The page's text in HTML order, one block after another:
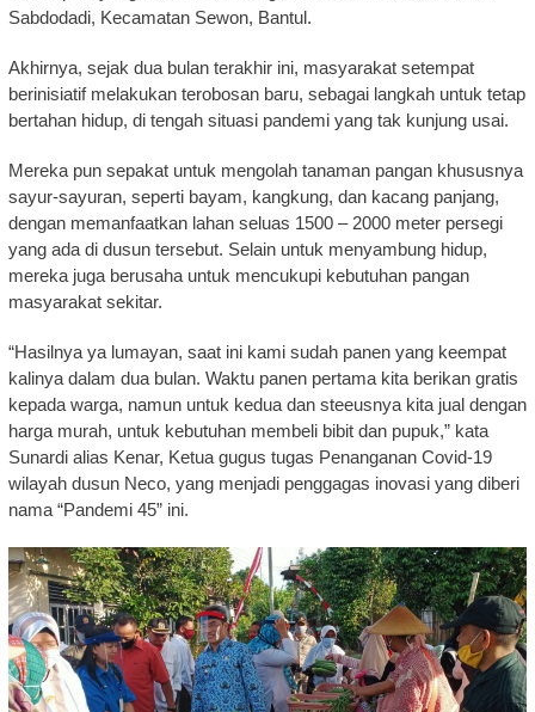
Sabdodadi, Kecamatan Sewon, Bantul.
Akhirnya, sejak dua bulan terakhir ini, masyarakat setempat
berinisiatif melakukan terobosan baru, sebagai langkah untuk tetap
bertahan hidup, di tengah situasi pandemi yang tak kunjung usai.
Mereka pun sepakat untuk mengolah tanaman pangan khususnya
sayur-sayuran, seperti bayam, kangkung, dan kacang panjang,
dengan memanfaatkan lahan seluas 1500 – 2000 meter persegi
yang ada di dusun tersebut. Selain untuk menyambung hidup,
mereka juga berusaha untuk mencukupi kebutuhan pangan
masyarakat sekitar.
“Hasilnya ya lumayan, saat ini kami sudah panen yang keempat
kalinya dalam dua bulan. Waktu panen pertama kita berikan gratis
kepada warga, namun untuk kedua dan steeusnya kita jual dengan
harga murah, untuk kebutuhan membeli bibit dan pupuk,” kata
Sunardi alias Kenar, Ketua gugus tugas Penanganan Covid-19
wilayah dusun Neco, yang menjadi penggagas inovasi yang diberi
nama “Pandemi 45” ini.